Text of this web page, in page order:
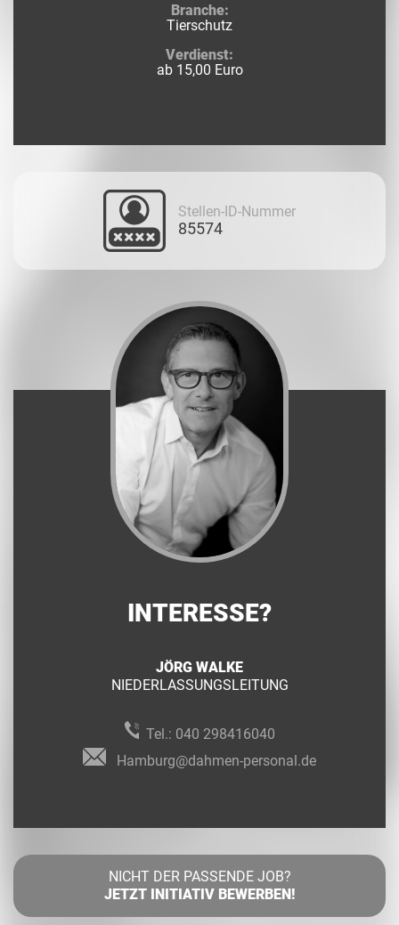
Branche:
Tierschutz
Verdienst:
ab 15,00 Euro
Stellen-ID-Nummer
85574
INTERESSE?
JÖRG WALKE
NIEDERLASSUNGSLEITUNG
Tel.: 040 298416040
Hamburg@dahmen-personal.de
NICHT DER PASSENDE JOB?
JETZT INITIATIV BEWERBEN!